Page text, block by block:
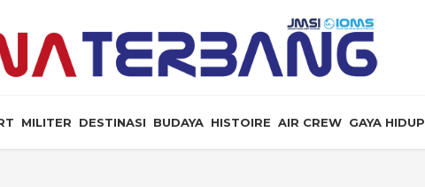
MILITER DESTINASI BUDAYA HISTOIRE AIR CREW GAYA HIDUP